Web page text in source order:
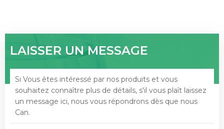
LAISSER UN MESSAGE
Si Vous êtes intéressé par nos produits et vous
souhaitez connaître plus de détails, s'il vous plaît laissez
un message ici, nous vous répondrons dès que nous
Can.